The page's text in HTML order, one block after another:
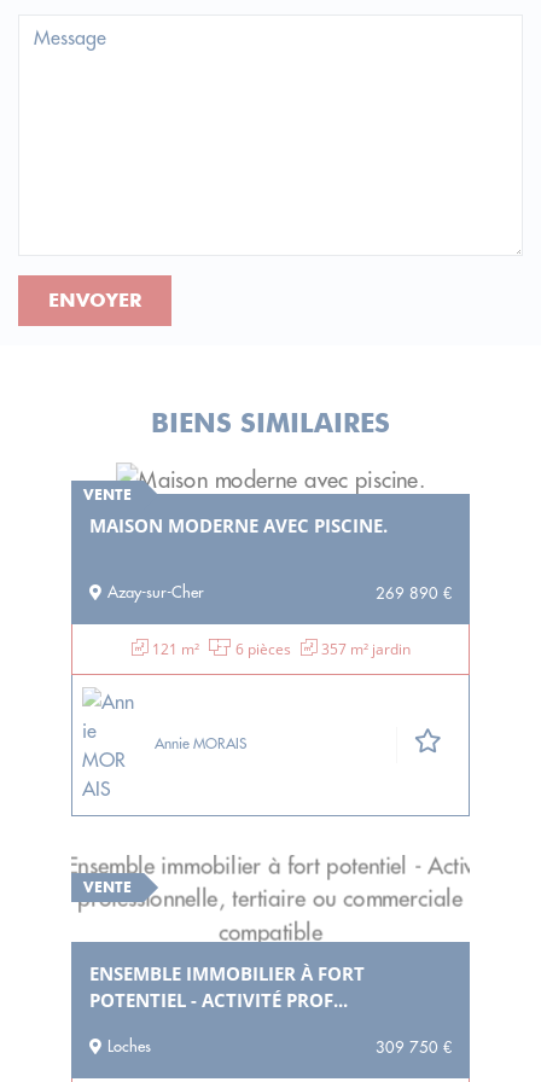
ENVOYER
BIENS SIMILAIRES
VENTE
MAISON MODERNE AVEC PISCINE.
Azay-sur-Cher 269 890 €
121 m² 6 pièces 357 m² jardin
Annie MORAIS
VENTE
ENSEMBLE IMMOBILIER À FORT
POTENTIEL - ACTIVITÉ PROF...
Loches 309 750 €